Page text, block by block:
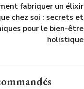
fabriquer un élixir
chez soi : secrets et
pour le bien-être
holistique